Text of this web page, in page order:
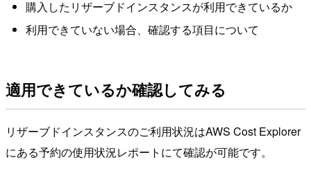
購入したリザーブドインスタンスが利用できているか
利用できていない場合、確認する項目について
適用できているか確認してみる
リザーブドインスタンスのご利用状況はAWS Cost Explorer
にある予約の使用状況レポートにて確認が可能です。